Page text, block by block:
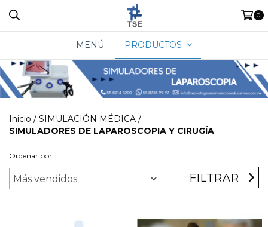
0
MENÚ PRODUCTOS
Inicio / SIMULACIÓN MÉDICA /
SIMULADORES DE LAPAROSCOPIA Y CIRUGÍA
Ordenar por
FILTRAR